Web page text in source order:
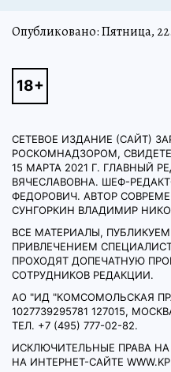
Опубликовано: Пятница,
СЕТЕВОЕ ИЗДАНИЕ (САЙТ)
РОСКОМНАДЗОРОМ,
15 МАРТА 2021 Г. ГЛАВНЫЙ
ВЯЧЕСЛАВОВНА. ШЕФ-
ФЕДОРОВИЧ. АВТОР
СУНГОРКИН ВЛАДИМИР
ВСЕ МАТЕРИАЛЫ,
ПРИВЛЕЧЕНИЕМ
ПРОХОДЯТ ДОПЕЧАТНУЮ
СОТРУДНИКОВ РЕДАКЦИИ.
АО "ИД "КОМСОМОЛЬСКАЯ
1027739295781 127015,
ТЕЛ. +7 (495) 777-02-82.
ИСКЛЮЧИТЕЛЬНЫЕ ПРАВА
НА ИНТЕРНЕТ-САЙТЕ